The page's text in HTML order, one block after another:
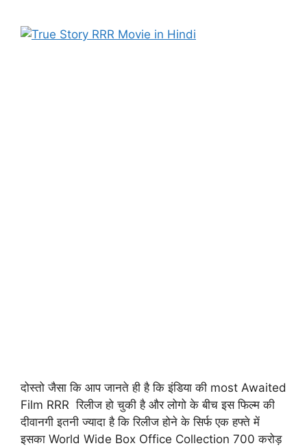
दोस्तो जैसा कि आप जानते ही है कि इंडिया की most Awaited
Film RRR रिलीज हो चुकी है और लोगो के बीच इस फिल्म की
दीवानगी इतनी ज्यादा है कि रिलीज होने के सिर्फ एक हफ्ते में
इसका World Wide Box Office Collection 700 करोड़